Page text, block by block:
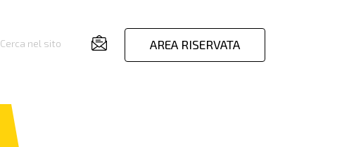
Cerca nel sito AREA RISERVATA